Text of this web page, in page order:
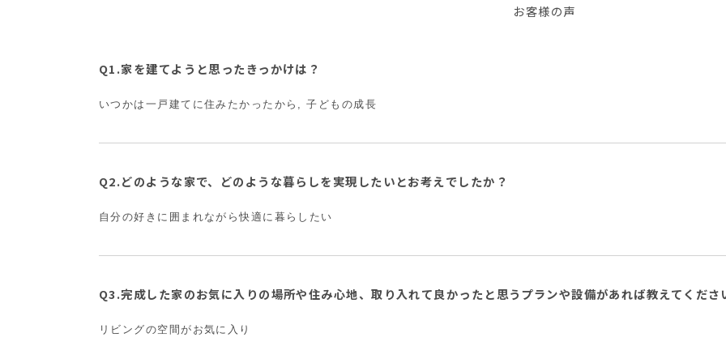
お客様の声
Q1.家を建てようと思ったきっかけは？
いつかは一戸建てに住みたかったから, 子どもの成長
Q2.どのような家で、どのような暮らしを実現したいとお考えでしたか？
自分の好きに囲まれながら快適に暮らしたい
Q3.完成した家のお気に入りの場所や住み心地、取り入れて良かったと思うプランや設備があれば教えてくださ
リビングの空間がお気に入り